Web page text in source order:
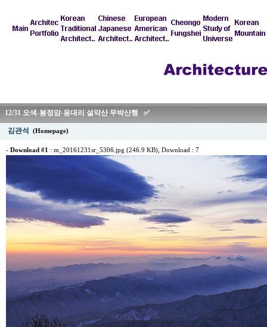
12/31 오색-봉정암-용대리 설악산 무박산행 ✅
김관석 (Homepage)
- Download #1 : m_20161231sr_5306.jpg (246.9 KB) , Download : 7